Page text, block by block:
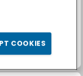
COOKIES